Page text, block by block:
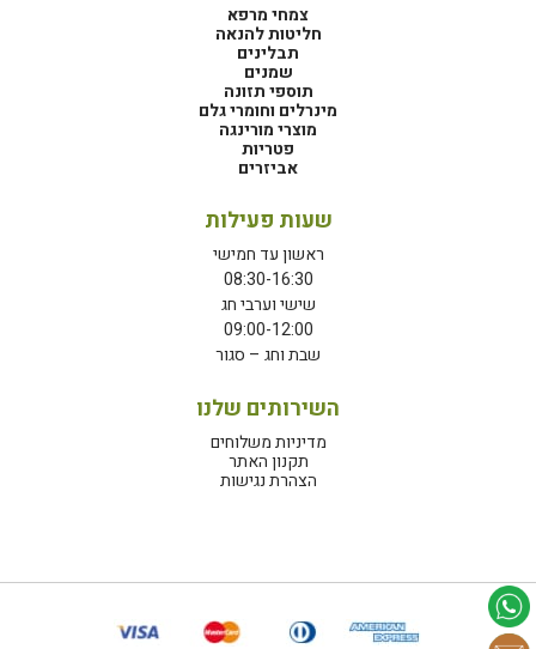
צמחי מרפא
חליטות להנאה
תבלינים
שמנים
תוספי תזונה
מינרלים וחומרי גלם
מוצרי מורינגה
פטריות
אביזרים
שעות פעילות
ראשון עד חמישי
08:30-16:30
שישי וערבי חג
09:00-12:00
שבת וחג – סגור
השירותים שלנו
מדיניות משלוחים
תקנון האתר
הצהרת נגישות